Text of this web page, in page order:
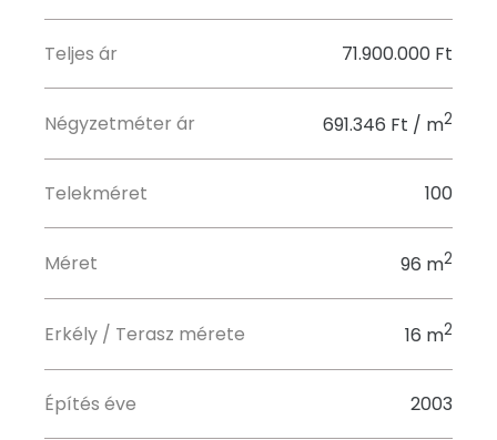
Teljes ár 71.900.000 Ft
Négyzetméter ár 691.346 Ft / m2
Telekméret 100
Méret 96 m2
Erkély / Terasz mérete 16 m2
Építés éve 2003